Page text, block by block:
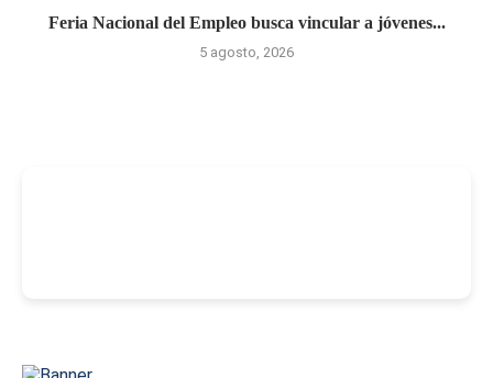
Feria Nacional del Empleo busca vincular a jóvenes...
5 agosto, 2026